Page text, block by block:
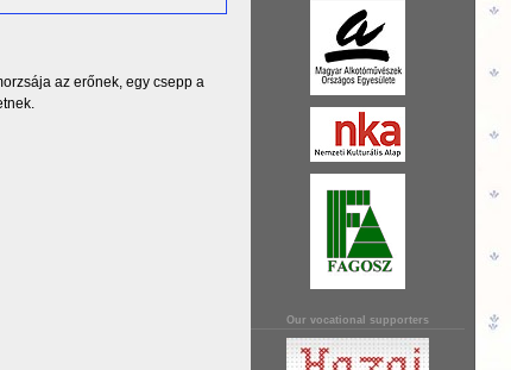
Our vocational supporters
az erőnek, egy csepp a